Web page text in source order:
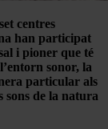
centres
han participat
i pioner que té
sonor, la
particular als
sons de la natura